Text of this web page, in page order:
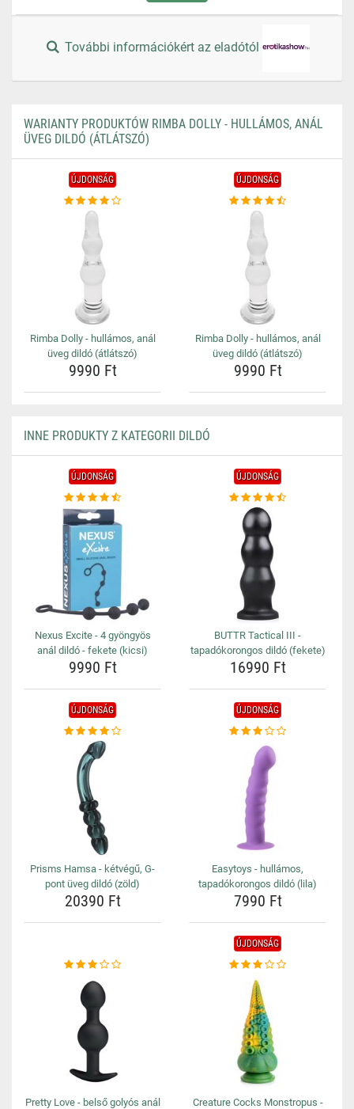
További információkért az eladótól
WARIANTY PRODUKTÓW RIMBA DOLLY - HULLÁMOS, ANÁL
ÜVEG DILDÓ (ÁTLÁTSZÓ)
ÚJDONSÁG
Rimba Dolly - hullámos, anál
üveg dildó (átlátszó)
9990 Ft
ÚJDONSÁG
Rimba Dolly - hullámos, anál
üveg dildó (átlátszó)
9990 Ft
INNE PRODUKTY Z KATEGORII DILDÓ
ÚJDONSÁG
Nexus Excite - 4 gyöngyös
anál dildó - fekete (kicsi)
9990 Ft
ÚJDONSÁG
BUTTR Tactical III -
tapadókorongos dildó (fekete)
16990 Ft
ÚJDONSÁG
Prisms Hamsa - kétvégű, G-
pont üveg dildó (zöld)
20390 Ft
ÚJDONSÁG
Easytoys - hullámos,
tapadókorongos dildó (lila)
7990 Ft
Pretty Love - belső golyós anál
ÚJDONSÁG
Creature Cocks Monstropus -